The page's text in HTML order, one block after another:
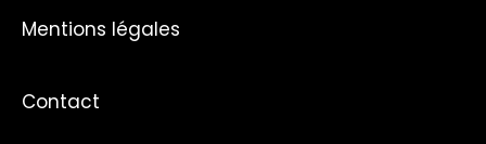
Mentions légales
Contact